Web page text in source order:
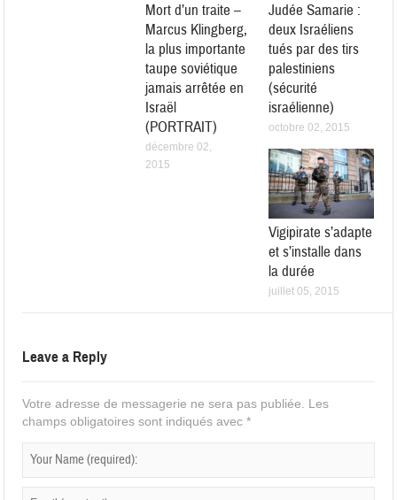
Mort d’un traite –
Marcus Klingberg,
la plus importante
taupe soviétique
jamais arrêtée en
Israël
(PORTRAIT)
décembre 02,
2015
Judée Samarie :
deux Israéliens
tués par des tirs
palestiniens
(sécurité
israélienne)
octobre 02, 2015
Vigipirate s’adapte
et s’installe dans
la durée
juillet 05, 2015
Leave a Reply
Votre adresse de messagerie ne sera pas publiée.
Les
champs obligatoires sont indiqués avec*